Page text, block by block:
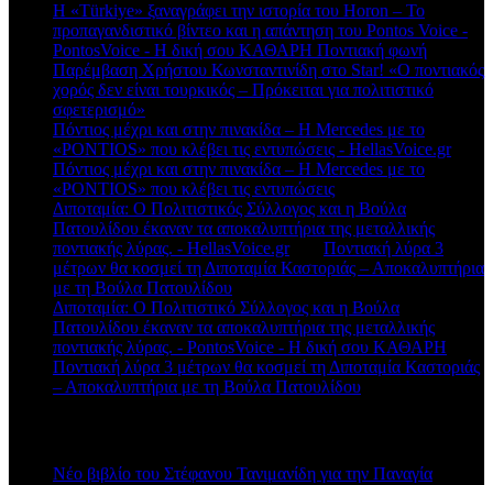
Η «Türkiye» ξαναγράφει την ιστορία του Horon – Το
προπαγανδιστικό βίντεο και η απάντηση του Pontos Voice -
PontosVoice - H δική σου ΚΑΘΑΡΗ Ποντιακή φωνή
Παρέμβαση Χρήστου Κωνσταντινίδη στο Star! «Ο ποντιακός
χορός δεν είναι τουρκικός – Πρόκειται για πολιτιστικό
σφετερισμό»
Πόντιος μέχρι και στην πινακίδα – Η Mercedes με το
«PONTIOS» που κλέβει τις εντυπώσεις - HellasVoice.grστο
Πόντιος μέχρι και στην πινακίδα – Η Mercedes με το
«PONTIOS» που κλέβει τις εντυπώσεις
Διποταμία: Ο Πολιτιστικός Σύλλογος και η Βούλα
Πατουλίδου έκαναν τα αποκαλυπτήρια της μεταλλικής
ποντιακής λύρας. - HellasVoice.grστο Ποντιακή λύρα 3
μέτρων θα κοσμεί τη Διποταμία Καστοριάς – Αποκαλυπτήρια
με τη Βούλα Πατουλίδου
Διποταμία: Ο Πολιτιστικό Σύλλογος και η Βούλα
Πατουλίδου έκαναν τα αποκαλυπτήρια της μεταλλικής
ποντιακής λύρας. - PontosVoice - H δική σου ΚΑΘΑΡΗ
Ποντιακή λύρα 3 μέτρων θα κοσμεί τη Διποταμία Καστοριάς
– Αποκαλυπτήρια με τη Βούλα Πατουλίδου
Νέο βιβλίο του Στέφανου Τανιμανίδη για την Παναγία